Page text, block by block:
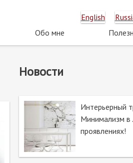
English
Обо мне
Новости
Интерьерный
Минимализм
проявлениях!